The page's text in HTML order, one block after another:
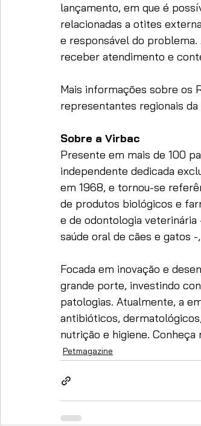
lançamento, em que é
relacionadas a otites
e responsável do
receber atendimento e
Mais informações sobre os
representantes regionais da
Sobre a Virbac
Presente em mais de 100
independente dedicada
em 1968, e tornou-se
de produtos biológicos e
e de odontologia
saúde oral de cães e gatos
Focada em inovação e
grande porte, investindo
patologias. Atualmente, a
antibióticos,
nutrição e higiene. Conheça
Petmagazine